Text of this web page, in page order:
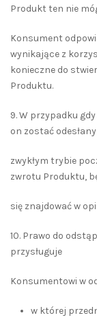
Produkt ten nie
Konsument
wynikające z
konieczne do
Produktu.
9. W przypadku
on zostać
zwykłym trybie
zwrotu Produktu,
się znajdować w
10. Prawo do
przysługuje
Konsumentowi w
w której